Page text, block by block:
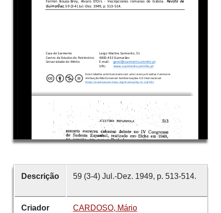
Descrição 59 (3-4) Jul.-Dez. 1949, p. 513-514.
Criador CARDOSO, Mário